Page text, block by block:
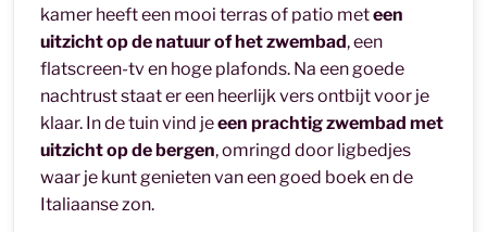
kamer heeft een mooi terras of patio meteen
uitzicht op de natuur of het zwembad, een
flatscreen-tv en hoge plafonds. Na een goede
nachtrust staat er een heerlijk vers ontbijt voor je
klaar. In de tuin vind jeeen prachtig zwembad met
uitzicht op de bergen, omringd door ligbedjes
waar je kunt genieten van een goed boek en de
Italiaanse zon.